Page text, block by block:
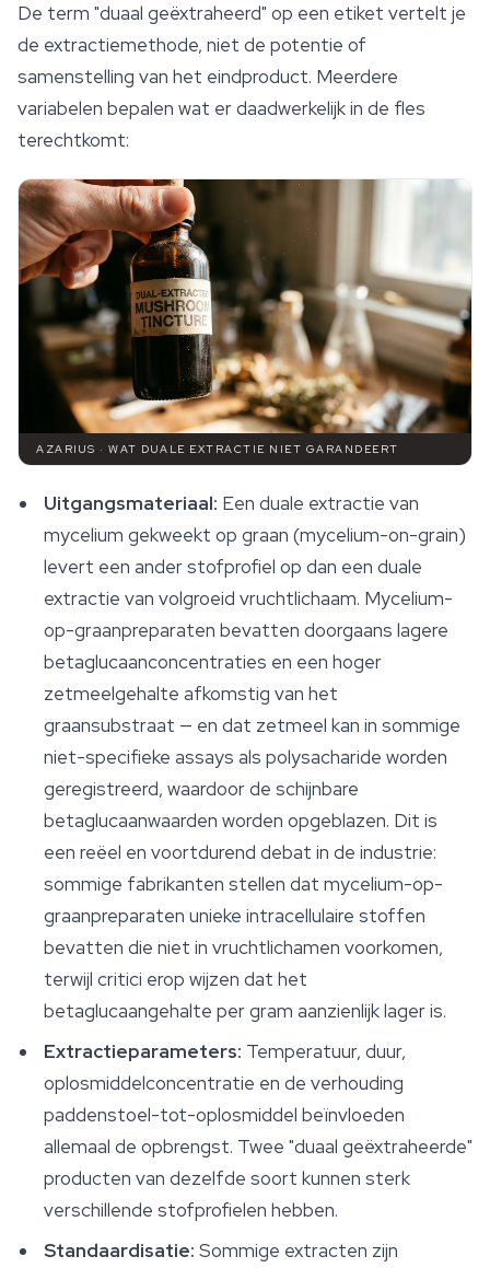
De term "duaal geëxtraheerd" op een etiket vertelt je
de extractiemethode, niet de potentie of
samenstelling van het eindproduct. Meerdere
variabelen bepalen wat er daadwerkelijk in de fles
terechtkomt:
AZARIUS · WAT DUALE EXTRACTIE NIET GARANDEERT
Uitgangsmateriaal: Een duale extractie van
mycelium gekweekt op graan (mycelium-on-grain)
levert een ander stofprofiel op dan een duale
extractie van volgroeid vruchtlichaam. Mycelium-
op-graanpreparaten bevatten doorgaans lagere
betaglucaanconcentraties en een hoger
zetmeelgehalte afkomstig van het
graansubstraat — en dat zetmeel kan in sommige
niet-specifieke assays als polysacharide worden
geregistreerd, waardoor de schijnbare
betaglucaanwaarden worden opgeblazen. Dit is
een reëel en voortdurend debat in de industrie:
sommige fabrikanten stellen dat mycelium-op-
graanpreparaten unieke intracellulaire stoffen
bevatten die niet in vruchtlichamen voorkomen,
terwijl critici erop wijzen dat het
betaglucaangehalte per gram aanzienlijk lager is.
Extractieparameters: Temperatuur, duur,
oplosmiddelconcentratie en de verhouding
paddenstoel-tot-oplosmiddel beïnvloeden
allemaal de opbrengst. Twee "duaal geëxtraheerde"
producten van dezelfde soort kunnen sterk
verschillende stofprofielen hebben.
Standaardisatie: Sommige extracten zijn